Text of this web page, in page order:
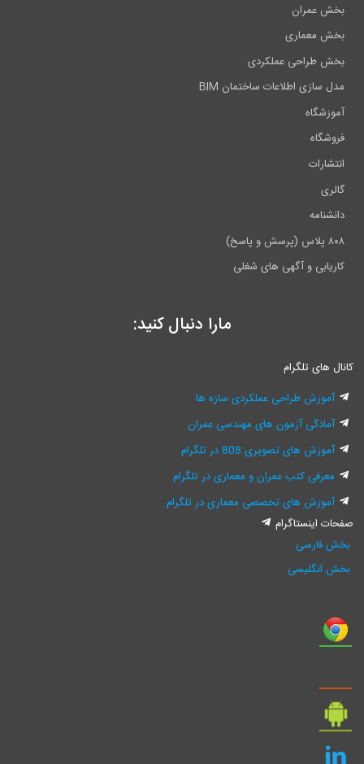
بخش عمران
بخش معماری
بخش طراحی عملکردی
مدل سازی اطلاعات ساختمان BIM
آموزشگاه
فروشگاه
انتشارات
گالری
دانشنامه
۸۰۸ پلاس (پرسش و پاسخ)
کاریابی و آگهی های شغلی
مارا دنبال کنید:
کانال های تلگرام
آموزش طراحی عملکردی سازه ها
آمادگی آزمون های مهندسی عمران
آموزش های تصویری 808 در تلگرام
معرفی کتب عمران و معماری در تلگرام
آموزش های تخصصی معماری در تلگرام
صفحات اینستاگرام
بخش فارسی
بخش انگلیسی